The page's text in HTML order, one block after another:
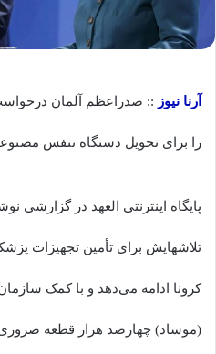
آرنا نیوز :: صدراعظم آلمان
را برای تحویل دستگاه تنفس
پایگاه اینترنتی العهد در گزارشی
تلاشهایش برای تأمین تجهیزات
کرونا ادامه می‌دهد و با کمک
(موساد) چهارصد هزار قطعه ضروری